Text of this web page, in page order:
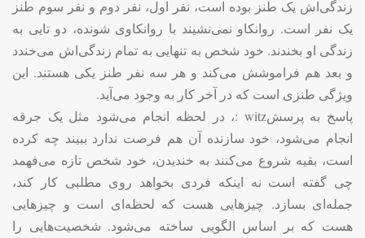
زندگی‌اش یک طنز بوده است، نفر اول، نفر دوم و نفر سوم طنز
یک نفر است. روانکاو نمی‌نشیند با روانکاوی شونده، دو تایی به
زندگی او بخندند. خود شخص به تنهایی به تمام زندگی‌اش می‌خندد
و بعد هم فراموشش می‌کند و هر سه نفر طنز یکی هستند. این
ویژگی طنزی است که در آخر کار به وجود می‌آید.
پاسخ به پرسش: witz، در لحظه انجام می‌شود مثل یک جرقه
انجام می‌شود، خود سازنده آن هم فرصت ندارد ببیند چه کرده
است، بقیه شروع می‌کنند به خندیدن، خود شخص تازه می‌فهمد
چی گفته است نه اینکه فردی بخواهد روی مطلبی کار کند،
جمله‌ای بسازد. چیزهایی هست که لحظه‌ای است و چیزهایی
هست که بر اساس الگویی ساخته می‌شود. شخصیت‌هایی را